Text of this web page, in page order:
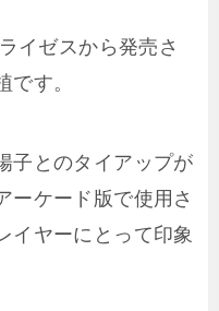
イゼスから発売さ
す。
子とのタイアップが
ーケード版で使用さ
イヤーにとって印象